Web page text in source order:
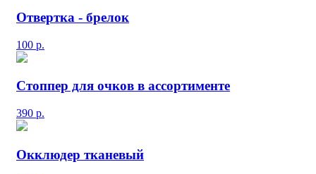
Отвертка - брелок
100 р.
Стоппер для очков в ассортименте
390 р.
Окклюдер тканевый